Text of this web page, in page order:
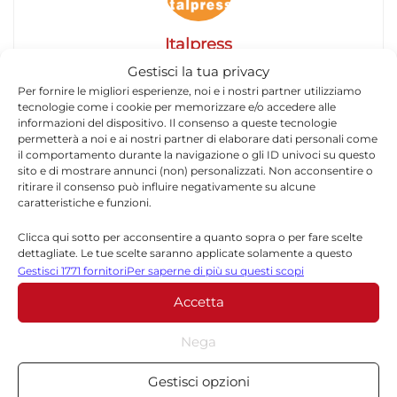
Gestisci la tua privacy
Per fornire le migliori esperienze, noi e i nostri partner utilizziamo
tecnologie come i cookie per memorizzare e/o accedere alle
informazioni del dispositivo. Il consenso a queste tecnologie
permetterà a noi e ai nostri partner di elaborare dati personali come
il comportamento durante la navigazione o gli ID univoci su questo
sito e di mostrare annunci (non) personalizzati. Non acconsentire o
ritirare il consenso può influire negativamente su alcune
caratteristiche e funzioni.
Clicca qui sotto per acconsentire a quanto sopra o per fare scelte
dettagliate. Le tue scelte saranno applicate solamente a questo
sito. È possibile modificare le impostazioni in qualsiasi momento,
compreso il ritiro del consenso, utilizzando i pulsanti della Cookie
Policy o cliccando sul pulsante di gestione del consenso nella parte
inferiore dello schermo.
Statistiche
Archiviare informazioni su dispositivo e/o accedervi, Misurare le
Gestisci 1771 fornitoriPer saperne di più su questi scopi
Accetta
Nega
Gestisci opzioni
Italpress
Agenzia di stampa Italpress. Fornisce notizie,
aggiornamenti e lanci su cronaca, politica,
economia, sport e attualità nazionale. I contenuti
pubblicati su Quotidianodiragusa.it provengono
dai comunicati ufficiali dell’agenzia.
Lascia un commento
Il tuo indirizzo email non sarà pubblicato.
obbligatori sono contrassegnati